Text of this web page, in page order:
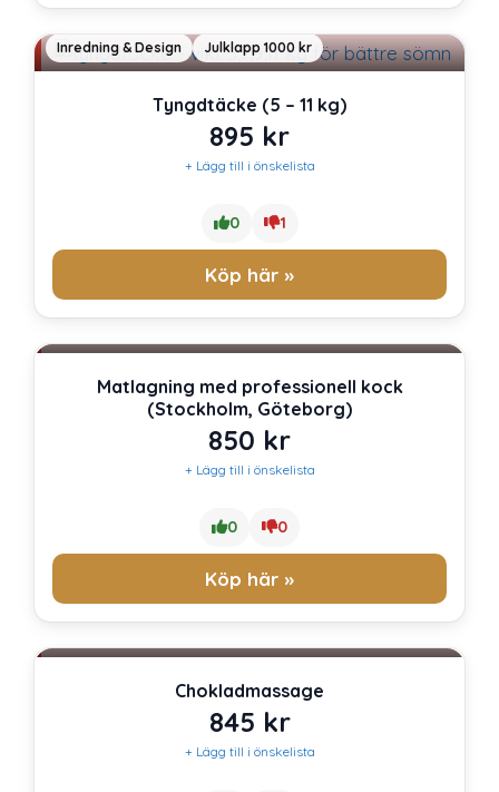
Inredning & Design Julklapp 1000 kr
Tyngdtäcke (5 – 11 kg)
895 kr
+ Lägg till i önskelista
0 1
Köp här »
Matlagning med professionell kock
(Stockholm, Göteborg)
850 kr
+ Lägg till i önskelista
0 0
Köp här »
Chokladmassage
845 kr
+ Lägg till i önskelista